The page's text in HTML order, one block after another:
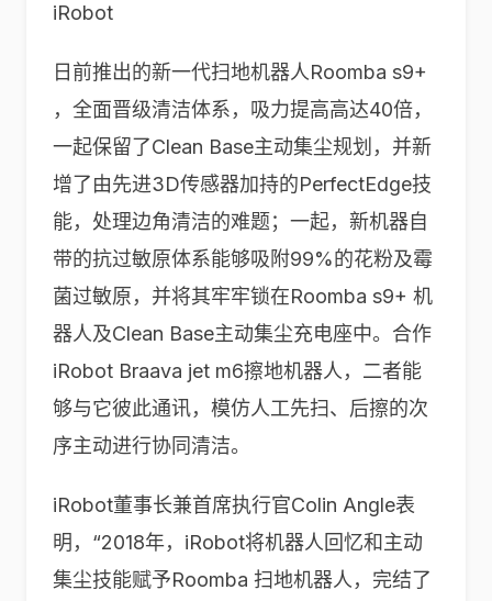
iRobot
日前推出的新一代扫地机器人Roomba s9+
，全面晋级清洁体系，吸力提高高达40倍，
一起保留了Clean Base主动集尘规划，并新
增了由先进3D传感器加持的PerfectEdge技
能，处理边角清洁的难题；一起，新机器自
带的抗过敏原体系能够吸附99%的花粉及霉
菌过敏原，并将其牢牢锁在Roomba s9+ 机
器人及Clean Base主动集尘充电座中。合作
iRobot Braava jet m6擦地机器人，二者能
够与它彼此通讯，模仿人工先扫、后擦的次
序主动进行协同清洁。
iRobot董事长兼首席执行官Colin Angle表
明，“2018年，iRobot将机器人回忆和主动
集尘技能赋予Roomba 扫地机器人，完结了